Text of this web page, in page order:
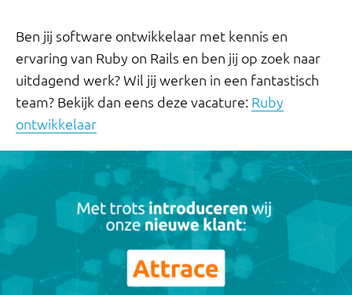
Ben jij software ontwikkelaar met kennis en
ervaring van Ruby on Rails en ben jij op zoek naar
uitdagend werk? Wil jij werken in een fantastisch
team? Bekijk dan eens deze vacature: Ruby
ontwikkelaar